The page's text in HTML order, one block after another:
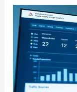
formats
de
promotion
à
tester